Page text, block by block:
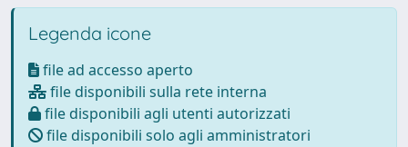
Legenda icone
file ad accesso aperto
file disponibili sulla rete interna
file disponibili agli utenti autorizzati
file disponibili solo agli amministratori